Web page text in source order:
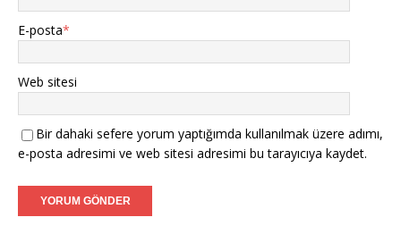
E-posta*
Web sitesi
Bir dahaki sefere yorum yaptığımda kullanılmak üzere adımı,
e-posta adresimi ve web sitesi adresimi bu tarayıcıya kaydet.